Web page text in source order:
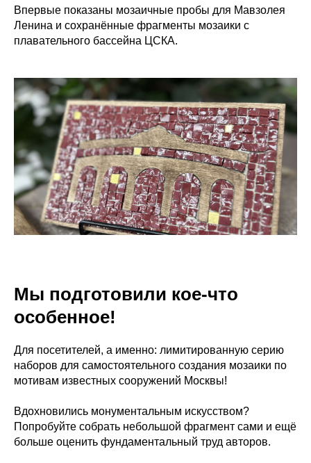
Впервые показаны мозаичные пробы для Мавзолея
Ленина и сохранённые фрагменты мозаики с
плавательного бассейна ЦСКА.
Мы подготовили кое-что
особенное!
Для посетителей, а именно: лимитированную серию
наборов для самостоятельного создания мозаики по
мотивам известных сооружений Москвы!
Вдохновились монументальным искусством?
Попробуйте собрать небольшой фрагмент сами и ещё
больше оценить фундаментальный труд авторов.